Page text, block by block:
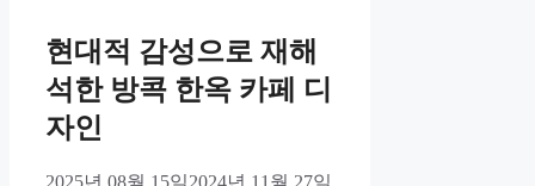
현대적 감성으로 재해
석한 방콕 한옥 카페 디
자인